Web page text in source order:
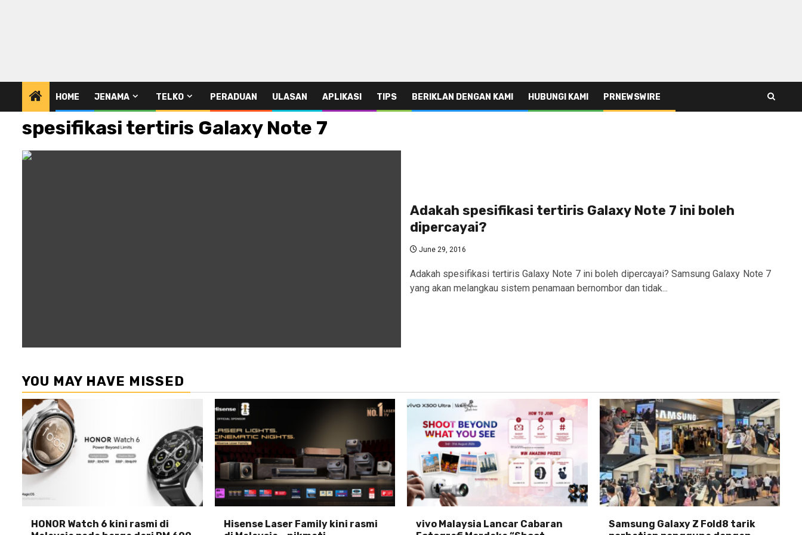
HOME JENAMA TELKO PERADUAN ULASAN APLIKASI TIPS BERIKLAN DENGAN KAMI HUBUNGI KAMI PRNEWSWIRE
spesifikasi tertiris Galaxy Note 7
Adakah spesifikasi tertiris Galaxy Note 7 ini boleh
dipercayai?
June 29, 2016
Adakah spesifikasi tertiris Galaxy Note 7 ini boleh dipercayai? Samsung Galaxy Note 7
yang akan melangkau sistem penamaan bernombor dan tidak...
YOU MAY HAVE MISSED
HONOR Watch 6 kini rasmi di
Hisense Laser Family kini rasmi
vivo Malaysia Lancar Cabaran
Samsung Galaxy Z Fold8 tarik